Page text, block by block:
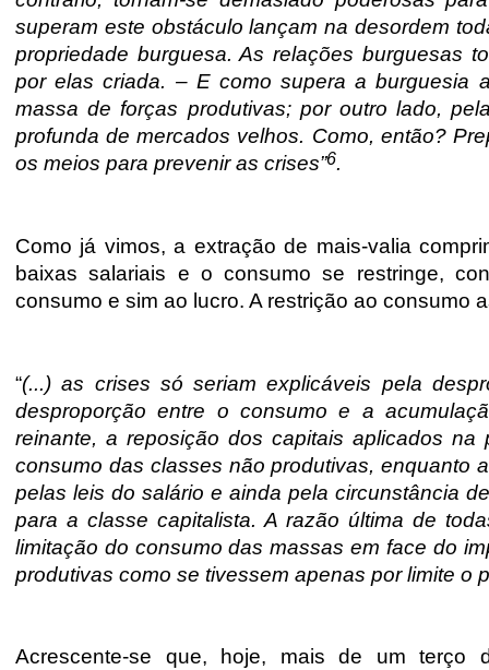
superam este obstáculo lançam na desordem
propriedade burguesa. As relações burguesas
por elas criada. – E como supera a burguesia
massa de forças produtivas; por outro lado,
profunda de mercados velhos. Como, então?
os meios para prevenir as crises”6.
Como já vimos, a extração de mais-valia
baixas salariais e o consumo se restringe,
consumo e sim ao lucro. A restrição ao consumo
“(...) as crises só seriam explicáveis pela
desproporção entre o consumo e a
reinante, a reposição dos capitais aplicados
consumo das classes não produtivas, enquanto
pelas leis do salário e ainda pela circunstância
para a classe capitalista. A razão última de
limitação do consumo das massas em face do
produtivas como se tivessem apenas por limite o
Acrescente-se que, hoje, mais de um terço